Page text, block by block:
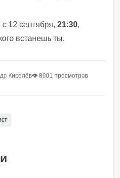
с 12 сентября, 21:30,
встанешь ты.
Киселёв👁 8901 просмотров